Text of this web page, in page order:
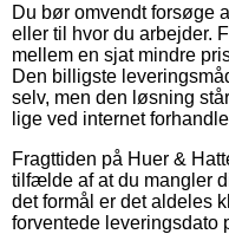
Du bør omvendt forsøge
eller til hvor du arbejder.
mellem en sjat mindre
Den billigste
selv, men den løsning
lige ved internet
Fragttiden på Huer &
tilfælde af at du mangler
det formål er det aldeles
forventede leveringsdato